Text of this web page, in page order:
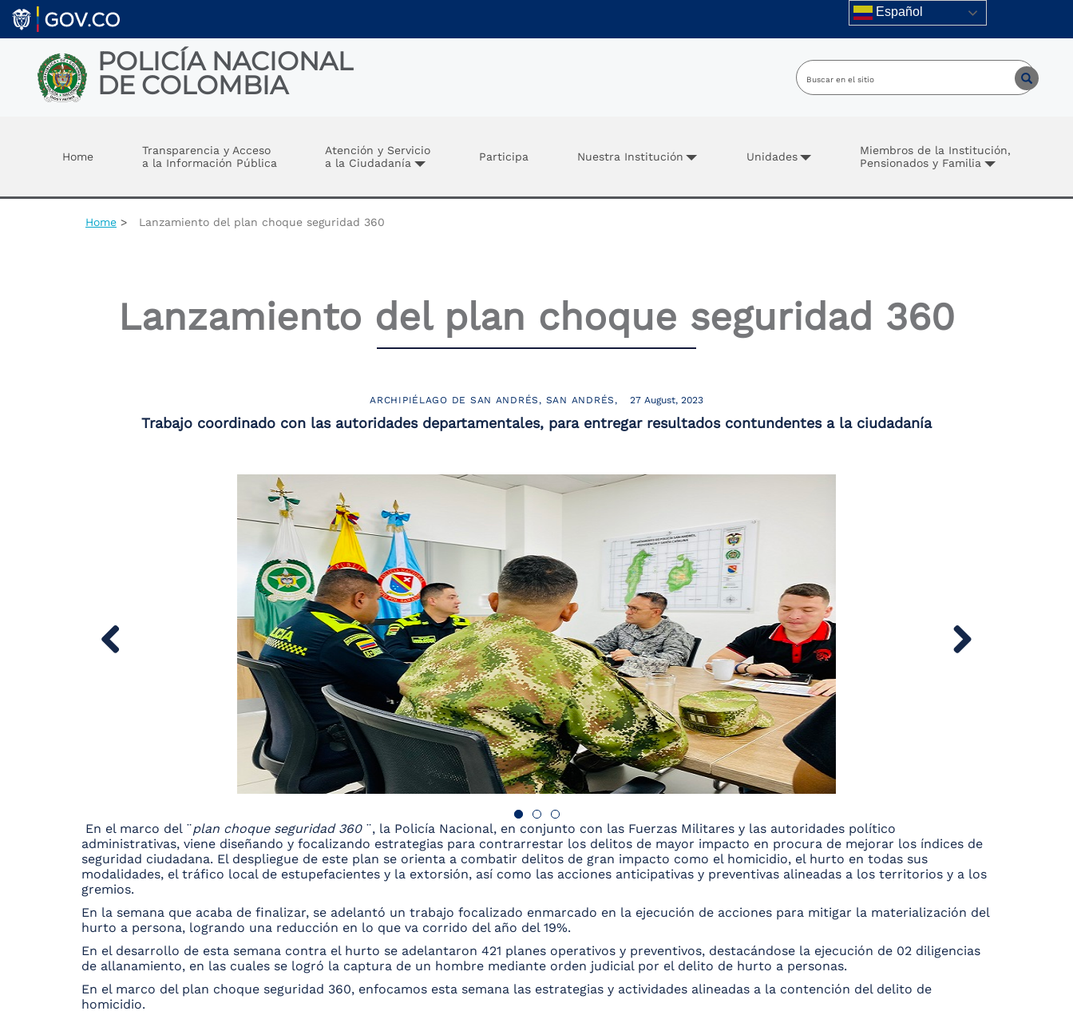
Skip to main content Español
POLICÍA NACIONAL
DE COLOMBIA
Home
Transparencia y Acceso
a la Información Pública
Atención y Servicio
a la Ciudadanía
Participa Nuestra Institución Unidades
Miembros de la Institución,
Pensionados y Familia
Home Lanzamiento del plan choque seguridad 360
Lanzamiento del plan choque seguridad 360
ARCHIPIÉLAGO DE SAN ANDRÉS SAN ANDRÉS 27 August, 2023
Trabajo coordinado con las autoridades departamentales, para entregar resultados contundentes a la ciudadanía
En el marco del ¨plan choque seguridad 360¨, la Policía Nacional, en conjunto con las Fuerzas Militares y las autoridades político
administrativas, viene diseñando y focalizando estrategias para contrarrestar los delitos de mayor impacto en procura de mejorar los índices de
seguridad ciudadana. El despliegue de este plan se orienta a combatir delitos de gran impacto como el homicidio, el hurto en todas sus
modalidades, el tráfico local de estupefacientes y la extorsión, así como las acciones anticipativas y preventivas alineadas a los territorios y a los
gremios.
En la semana que acaba de finalizar, se adelantó un trabajo focalizado enmarcado en la ejecución de acciones para mitigar la materialización del
hurto a persona, logrando una reducción en lo que va corrido del año del 19%.
En el desarrollo de esta semana contra el hurto se adelantaron 421 planes operativos y preventivos, destacándose la ejecución de 02 diligencias
de allanamiento, en las cuales se logró la captura de un hombre mediante orden judicial por el delito de hurto a personas.
En el marco del plan choque seguridad 360, enfocamos esta semana las estrategias y actividades alineadas a la contención del delito de
homicidio.